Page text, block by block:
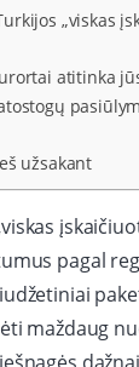
„viskas
atitinka
užsakant
pagal
maždaug